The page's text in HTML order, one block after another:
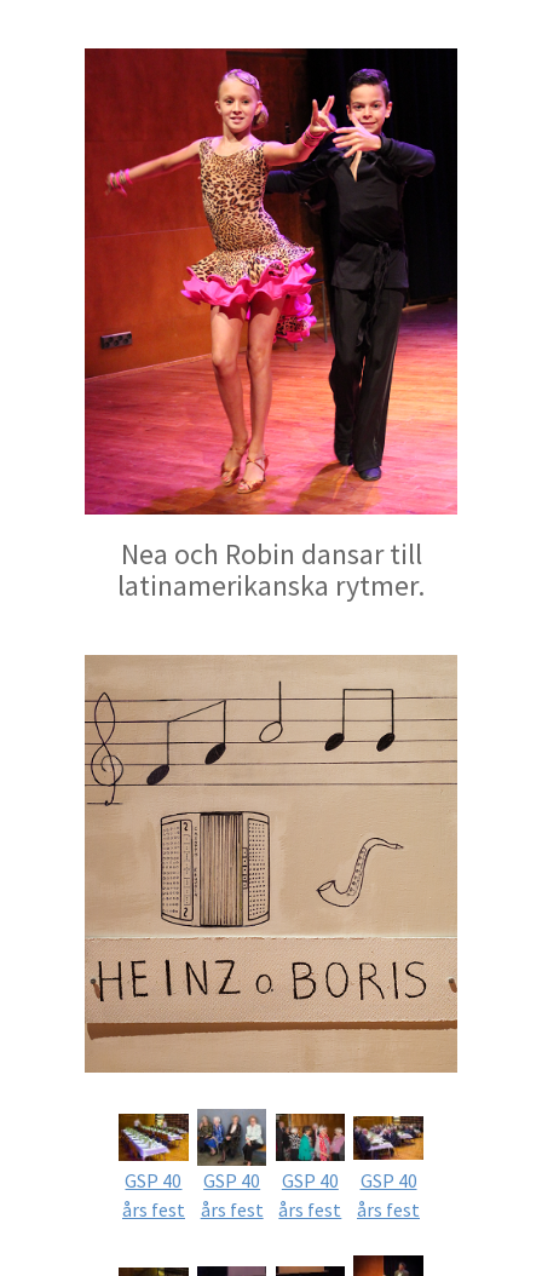
Nea och Robin dansar till
latinamerikanska rytmer.
GSP 40
års fest
GSP 40
års fest
GSP 40
års fest
GSP 40
års fest